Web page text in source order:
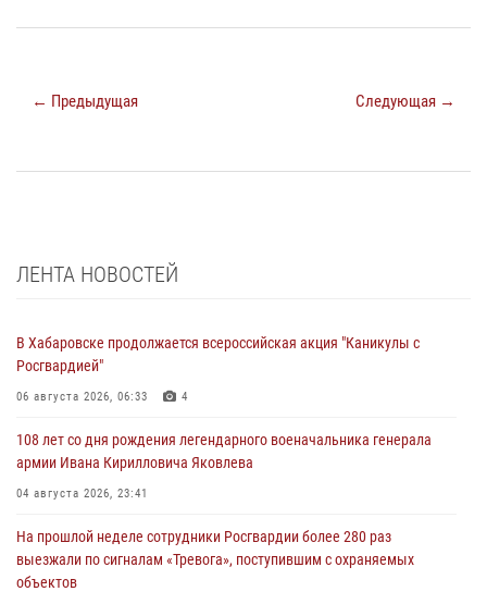
← Предыдущая Следующая →
ЛЕНТА НОВОСТЕЙ
В Хабаровске продолжается всероссийская акция "Каникулы с
Росгвардией"
06 августа 2026, 06:33 4
108 лет со дня рождения легендарного военачальника генерала
армии Ивана Кирилловича Яковлева
04 августа 2026, 23:41
На прошлой неделе сотрудники Росгвардии более 280 раз
выезжали по сигналам «Тревога», поступившим с охраняемых
объектов